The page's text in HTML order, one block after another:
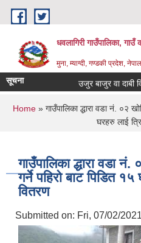
Skip to main content
धवलागिरी गाउँपालिका, गाउँ
मुना, म्याग्दी, गण्डकी प्रदेश, नेपाल
सूचना उजुर बाजुर वा दाबी
You are here
Home » गाउँपालिका द्धारा वडा नं. ०२
घरहरु लाई
गाउँपालिका द्धारा वडा नं.
गर्ने पहिरो बाट पिडित
वितरण
Submitted on: Fri, 07/02/